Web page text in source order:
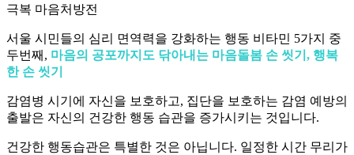
극복 마음처방전
서울 시민들의 심리 면역력을 강화하는 행동 비타민 5가지 중
두번째, 마음의 공포까지도 닦아내는 마음돌봄 손 씻기, 행복
한 손 씻기
감염병 시기에 자신을 보호하고, 집단을 보호하는 감염 예방의
출발은 자신의 건강한 행동 습관을 증가시키는 것입니다.
건강한 행동습관은 특별한 것은 아닙니다. 일정한 시간 무리가